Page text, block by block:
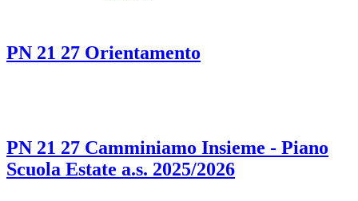
PN 21 27 Orientamento
PN 21 27 Camminiamo Insieme - Piano
Scuola Estate a.s. 2025/2026